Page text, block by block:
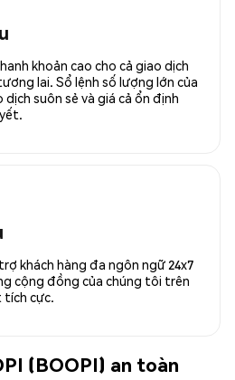
khoản cao cho cả giao dịch
lai. Sổ lệnh số lượng lớn của
suôn sẻ và giá cả ổn định
khách hàng đa ngôn ngữ 24x7
cộng đồng của chúng tôi trên
tích cực.
(BOOPI) an toàn